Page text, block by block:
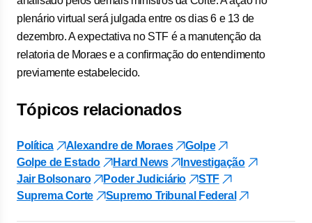
plenário virtual será julgada entre os dias 6 e 13 de
dezembro. A expectativa no STF é a manutenção da
relatoria de Moraes e a confirmação do entendimento
previamente estabelecido.
Tópicos relacionados
Política Alexandre de Moraes
Golpe
Golpe de Estado
Hard News
Investigação
Jair Bolsonaro
Poder Judiciário
STF
Suprema Corte
Supremo Tribunal Federal